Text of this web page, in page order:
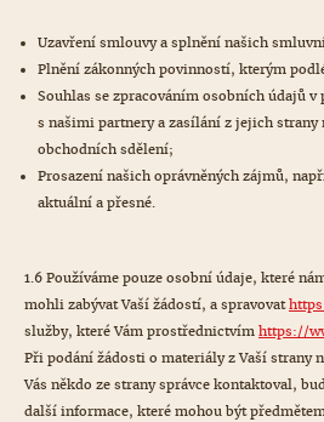
Uzavření smlouvy a splnění našich
Plnění zákonných povinností, kterým
Souhlas se zpracováním osobních údajů
s našimi partnery a zasílání z jejich strany
obchodních sdělení;
Prosazení našich oprávněných zájmů,
aktuální a přesné.
1.6 Používáme pouze osobní údaje, které
mohli zabývat Vaší žádostí, a spravovat
služby, které Vám prostřednictvím https://
Při podání žádosti o materiály z Vaší strany
Vás někdo ze strany správce kontaktoval,
další informace, které mohou být